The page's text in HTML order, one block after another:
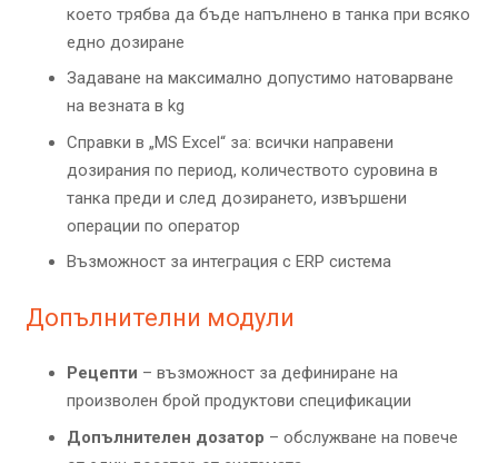
което трябва да бъдe напълнено в танка при всяко
едно дозиране
Задаване на максимално допустимо натоварване
на везната в kg
Справки в „MS Excel“ за: всички направени
дозирания по период, количеството суровина в
танка преди и след дозирането, извършени
операции по оператор
Възможност за интеграция с ERP система
Допълнителни модули
Рецепти – възможност за дефиниране на
произволен брой продуктови спецификации
Допълнителен дозатор – обслужване на повече